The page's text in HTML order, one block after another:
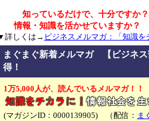
知っているだけで、十分ですか？
情報・知識を活かせていますか？
詳しくは→ ビジネスメルマガ：「知識を
まぐまぐ新着メルマガ 【ビジネ
得！
1万5,000人が、読んでいるメルマガ！！
(マガジンID：0000139905) （配信： ま